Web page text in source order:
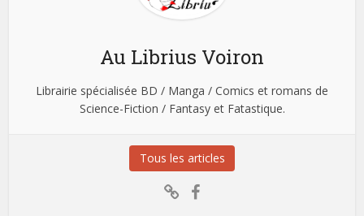
Au Librius Voiron
Librairie spécialisée BD / Manga / Comics et romans de
Science-Fiction / Fantasy et Fatastique.
Tous les articles